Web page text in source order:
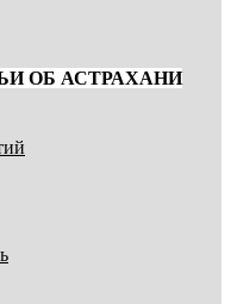
ОБ АСТРАХАНИ